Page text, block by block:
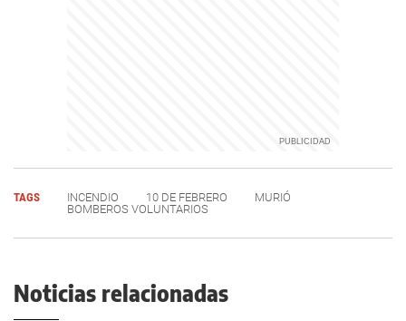
TAGS INCENDIO 10 DE FEBRERO
MURIÓ
BOMBEROS VOLUNTARIOS
Noticias relacionadas